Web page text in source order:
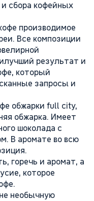
сбора кофейных
производимое
Все композиции
результат и
который
запросы и
обжарки full city,
обжарка. Имеет
шоколада с
В аромате во всю
горечь и аромат, а
которое
необычную